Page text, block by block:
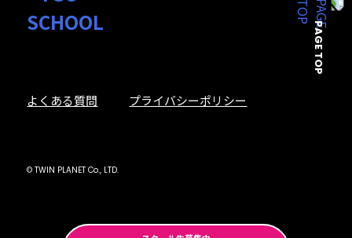
よくある質問 プライバシーポリシー
© TWIN PLANET Co., LTD.
PAGE TOP